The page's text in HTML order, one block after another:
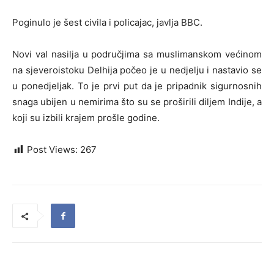
Poginulo je šest civila i policajac, javlja BBC.
Novi val nasilja u područjima sa muslimanskom većinom
na sjeveroistoku Delhija počeo je u nedjelju i nastavio se
u ponedjeljak. To je prvi put da je pripadnik sigurnosnih
snaga ubijen u nemirima što su se proširili diljem Indije, a
koji su izbili krajem prošle godine.
Post Views: 267